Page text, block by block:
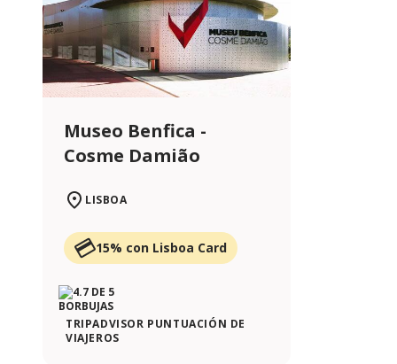
Museo Benfica -
Cosme Damião
LISBOA
15% con Lisboa Card
TRIPADVISOR PUNTUACIÓN DE
VIAJEROS